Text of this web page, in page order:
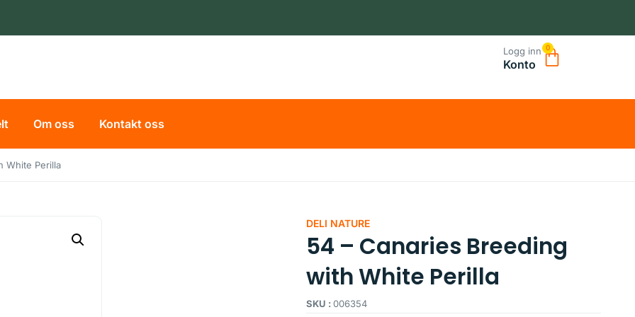
Logg inn
Konto
0
Om oss Kontakt oss
White Perilla
DELI NATURE
54 – Canaries Breeding
with White Perilla
SKU : 006354